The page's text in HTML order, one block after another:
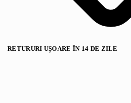
RETURURI UȘOARE ÎN 14 DE ZILE